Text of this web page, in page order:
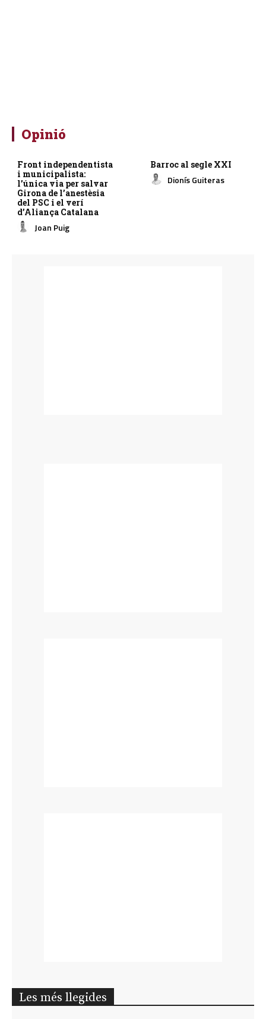
Opinió
Front independentista
i municipalista:
l’única via per salvar
Girona de l’anestèsia
del PSC i el verí
d’Aliança Catalana
Joan Puig
Barroc al segle XXI
Dionís Guiteras
Les més llegides